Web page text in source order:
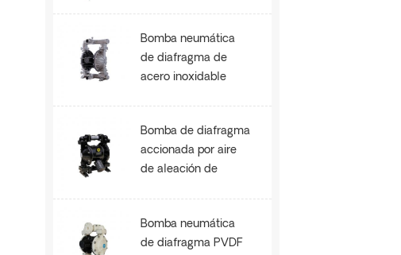
Bomba neumática
de diafragma de
acero inoxidable
Bomba de diafragma
accionada por aire
de aleación de
Bomba neumática
de diafragma PVDF